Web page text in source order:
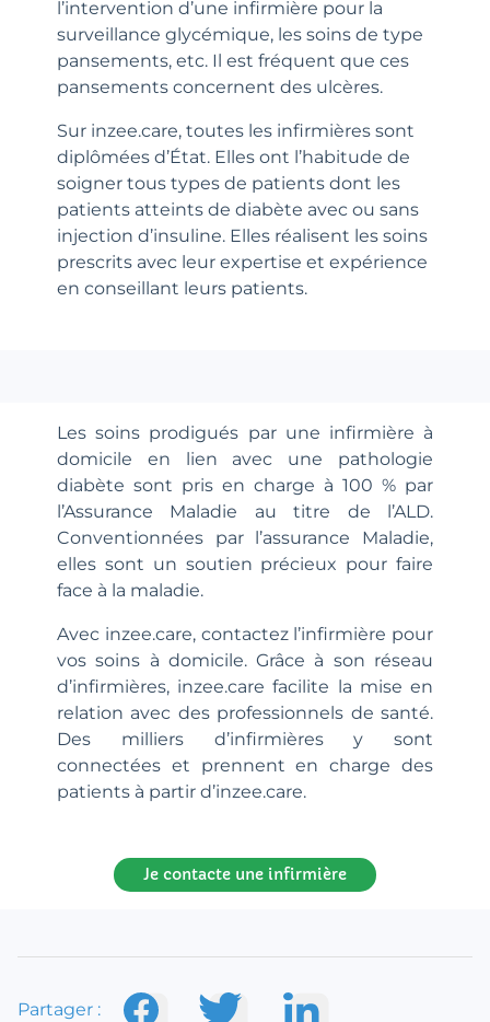
l’intervention d’une infirmière pour la
surveillance glycémique, les soins de type
pansements, etc. Il est fréquent que ces
pansements concernent des ulcères.
Sur inzee.care, toutes les infirmières sont
diplômées d’État. Elles ont l’habitude de
soigner tous types de patients dont les
patients atteints de diabète avec ou sans
injection d’insuline. Elles réalisent les soins
prescrits avec leur expertise et expérience
en conseillant leurs patients.
Les soins prodigués par une infirmière à
domicile en lien avec une pathologie
diabète sont pris en charge à 100 % par
l’Assurance Maladie au titre de l’ALD.
Conventionnées par l’assurance Maladie,
elles sont un soutien précieux pour faire
face à la maladie.
Avec inzee.care, contactez l’infirmière pour
vos soins à domicile. Grâce à son réseau
d’infirmières, inzee.care facilite la mise en
relation avec des professionnels de santé.
Des milliers d’infirmières y sont
connectées et prennent en charge des
patients à partir d’inzee.care.
Je contacte une infirmière
Partager :